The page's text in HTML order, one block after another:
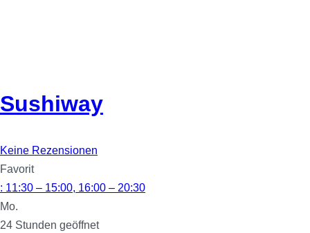
Sushiway
Keine Rezensionen
Favorit
: 11:30 – 15:00, 16:00 – 20:30
Mo.
24 Stunden geöffnet